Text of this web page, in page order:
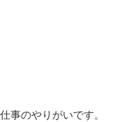
事のやりがいです。